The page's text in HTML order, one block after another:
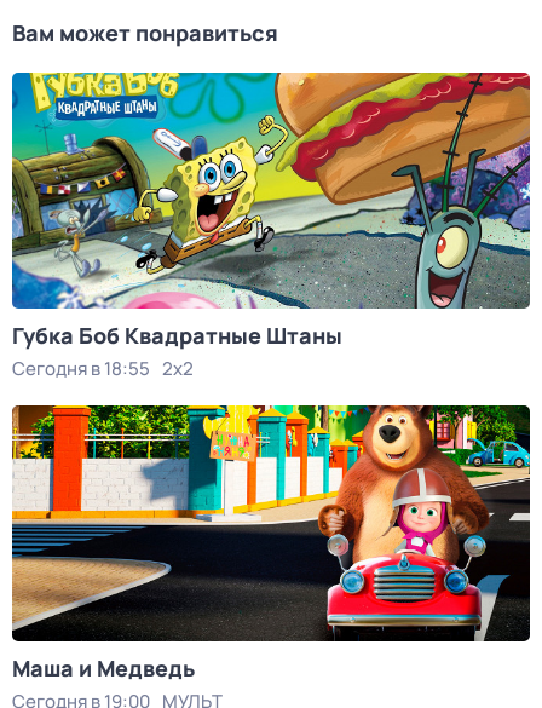
Вам может понравиться
Губка Боб Квадратные Штаны
Сегодня в 18:55 2x2
Маша и Медведь
Сегодня в 19:00 МУЛЬТ